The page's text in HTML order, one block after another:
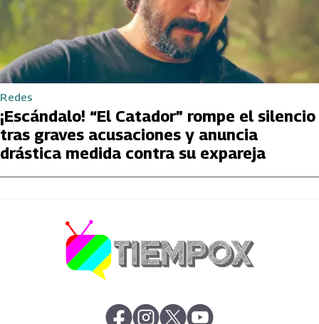
Redes
¡Escándalo! “El Catador” rompe el silencio
tras graves acusaciones y anuncia
drástica medida contra su expareja
abre en nueva pestaña
abre en nueva pestaña
abre en nueva pestaña